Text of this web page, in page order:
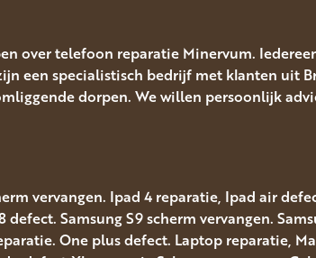
over telefoon reparatie Minervum.
een specialistisch bedrijf met klanten uit
dorpen. We willen persoonlijk
vervangen. Ipad 4 reparatie, Ipad air
Samsung S9 scherm vervangen.
One plus defect. Laptop reparatie,